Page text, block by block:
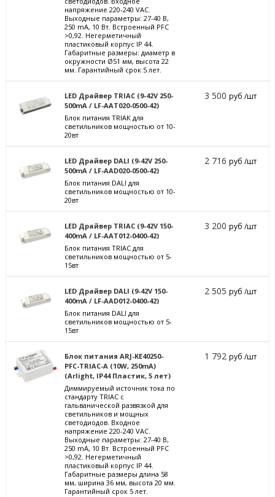
напряжение 220-240 VAC.
Выходные параметры: 27-40 В,
250 mА, 10 Вт. Встроенный PFC
>0,92. Негерметичный
пластиковый корпус IP 44.
Габаритные размеры: диаметр в
окружности Ø51 мм, высота 22
мм. Гарантийный срок 5 лет.
LED Драйвер TRIAC (9-42V 250-
500mA / LF-AAT020-0500-42)
Блок питания TRIAK для
светильников мощностью от 10-
20вт
3 500руб /шт
LED Драйвер DALI (9-42V 250-
500mA / LF-AAD020-0500-42)
Блок питания DALI для
светильников мощностью от 10-
20вт
2 716руб /шт
LED Драйвер TRIAC (9-42V 150-
400mA / LF-AAT012-0400-42)
Блок питания TRIAC для
светильников мощностью от 5-
15вт
3 200руб /шт
LED Драйвер DALI (9-42V 150-
400mA / LF-AAD012-0400-42)
Блок питания DALI для
светильников мощностью от 5-
15вт
2 505руб /шт
Блок питания ARJ-KE40250-
PFC-TRIAC-A (10W, 250mA)
(Arlight, IP44 Пластик, 5 лет)
Диммируемый источник тока по
стандарту TRIAC с
гальванической развязкой для
светильников и мощных
светодиодов. Входное
напряжение 220-240 VAC.
Выходные параметры: 27-40 В,
250 mА, 10 Вт. Встроенный PFC
>0,92. Негерметичный
пластиковый корпус IP 44.
Габаритные размеры длина 58
мм, ширина 36 мм, высота 20 мм.
Гарантийный срок 5 лет.
1 792руб /шт